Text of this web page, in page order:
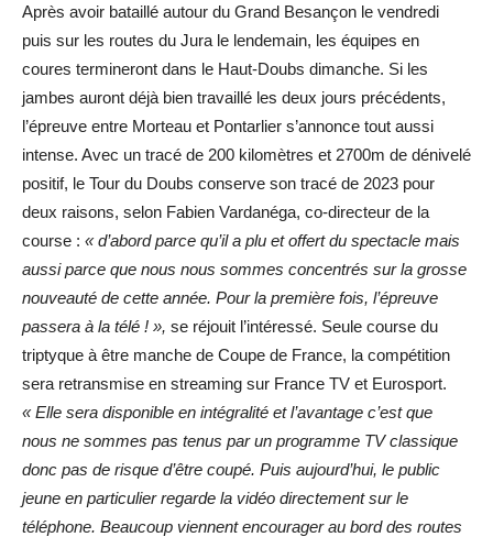
Après avoir bataillé autour du Grand Besançon le vendredi
puis sur les routes du Jura le lendemain, les équipes en
coures termineront dans le Haut-Doubs dimanche. Si les
jambes auront déjà bien travaillé les deux jours précédents,
l’épreuve entre Morteau et Pontarlier s’annonce tout aussi
intense. Avec un tracé de 200 kilomètres et 2700m de dénivelé
positif, le Tour du Doubs conserve son tracé de 2023 pour
deux raisons, selon Fabien Vardanéga, co-directeur de la
course : « d’abord parce qu’il a plu et offert du spectacle mais
aussi parce que nous nous sommes concentrés sur la grosse
nouveauté de cette année. Pour la première fois, l’épreuve
passera à la télé ! », se réjouit l’intéressé. Seule course du
triptyque à être manche de Coupe de France, la compétition
sera retransmise en streaming sur France TV et Eurosport.
« Elle sera disponible en intégralité et l’avantage c’est que
nous ne sommes pas tenus par un programme TV classique
donc pas de risque d’être coupé. Puis aujourd’hui, le public
jeune en particulier regarde la vidéo directement sur le
téléphone. Beaucoup viennent encourager au bord des routes